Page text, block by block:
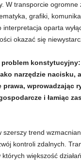
W transporcie ogromne
grafiki,
interpretacja oparta
okazać się
problem
narzędzie nacisku,
prawa, wprowadzając
i łamiąc
szerszy trend
kontroli zdalnych.
większość